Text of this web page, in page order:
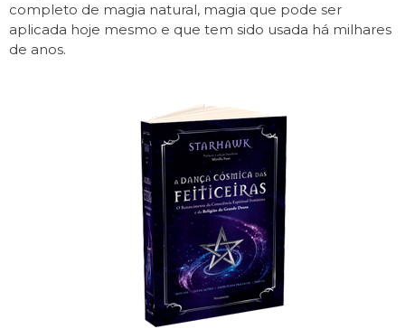
completo de magia natural, magia que pode ser
aplicada hoje mesmo e que tem sido usada há milhares
de anos.